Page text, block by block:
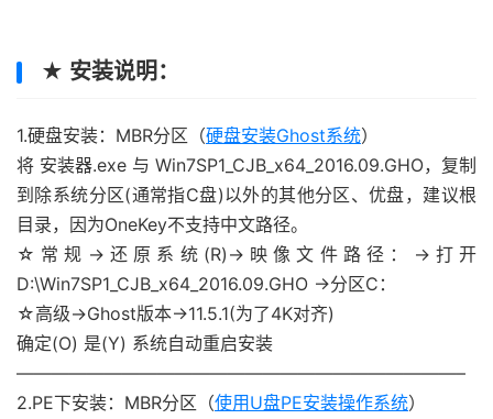
★ 安装说明：
1.硬盘安装：MBR分区（硬盘安装Ghost系统）
将 安装器.exe 与 Win7SP1_CJB_x64_2016.09.GHO，复制
到除系统分区(通常指C盘)以外的其他分区、优盘，建议根
目录，因为OneKey不支持中文路径。
☆常规→还原系统(R)→映像文件路径：→打开
D:\Win7SP1_CJB_x64_2016.09.GHO →分区C：
☆高级→Ghost版本→11.5.1(为了4K对齐)
确定(O) 是(Y) 系统自动重启安装
—————————————————————————–
2.PE下安装：MBR分区（使用U盘PE安装操作系统）